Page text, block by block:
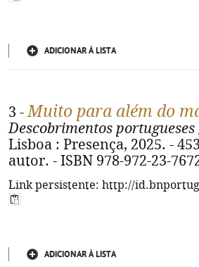
ADICIONAR À LISTA
3 -Muito para além do
Descobrimentos portugueses
Lisboa : Presença, 2025. -
autor. - ISBN 978-972-23-
Link persistente: http://
ADICIONAR À LISTA